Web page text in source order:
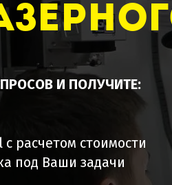
И ПОЛУЧИТЕ:
расчетом стоимости
под Ваши задачи